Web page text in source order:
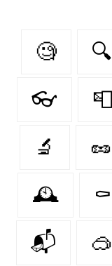
🧐 🔍
👓 📮
🔬 🥜
🕰️ ⚰️
📬 🥽